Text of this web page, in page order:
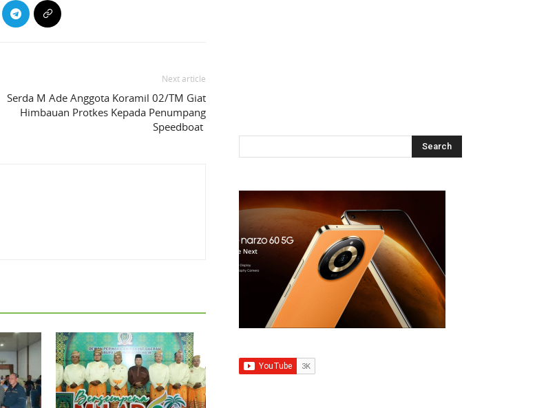
Next article
Serda M Ade Anggota Koramil 02/TM Giat
Himbauan Protkes Kepada Penumpang
Speedboat